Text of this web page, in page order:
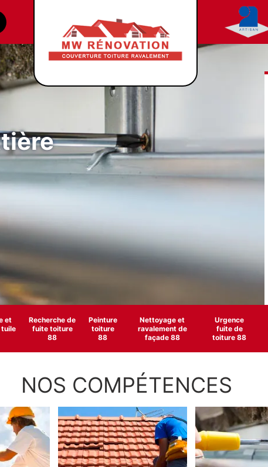
et
Recherche de
fuite toiture
88
Peinture
toiture
88
Nettoyage et
ravalement de
façade 88
Urgence
fuite de
toiture 88
NOS COMPÉTENCES